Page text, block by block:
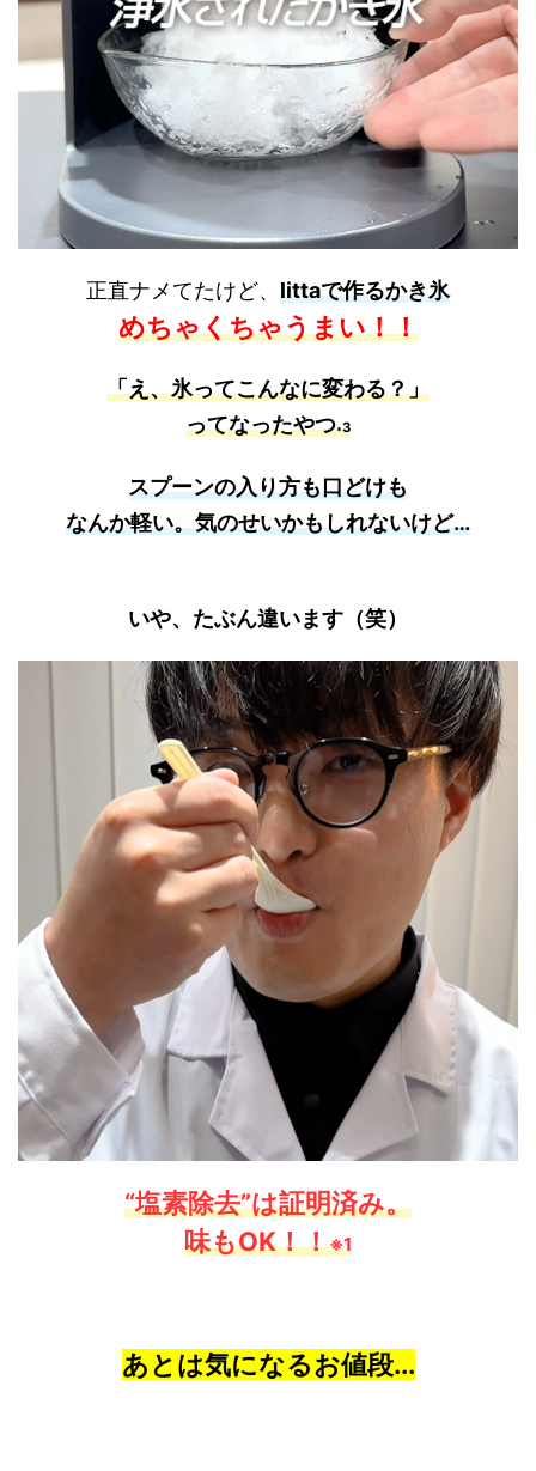
正直ナメてたけど、 littaで作るかき氷
めちゃくちゃうまい！！
「え、氷ってこんなに変わる？」
ってなったやつ*3
スプーンの入り方も口どけも
なんか軽い。気のせいかもしれないけど…
いや、たぶん違います（笑）
“塩素除去”は証明済み。
味もOK！！※1
あとは気になるお値段...